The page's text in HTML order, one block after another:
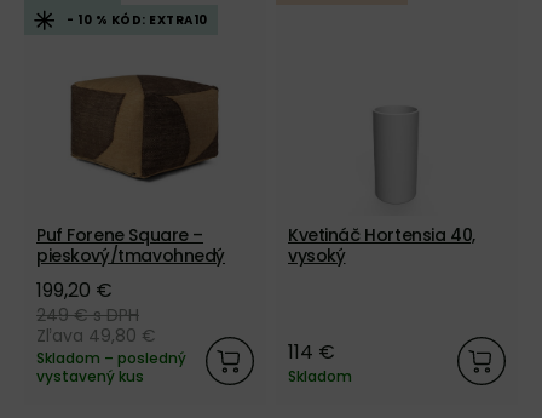
- 10 % KÓD: EXTRA10
Puf Forene Square –
pieskový/tmavohnedý
199,20 €
249 €s DPH
Zľava 49,80 €
Skladom – posledný
vystavený kus
Kvetináč Hortensia 40,
vysoký
114 €
Skladom